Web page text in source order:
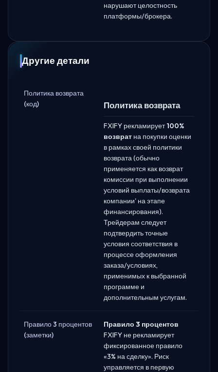
нарушают целостность
платформы/брокера.
Другие детали
Политика возврата
(код)
Политика возврата
FXIFY рекламирует100%
возврат на покупки оценки
в рамках своей политики
возврата (обычно
применяется как возврат
комиссии при выполнении
условий выплаты/возврата
компании' на этапе
финансирования).
Трейдерам следует
подтвердить точные
условия соответствия в
процессе оформления
заказа/условиях,
применимых к выбранной
программе и
дополнительным услугам.
Правило 3 процентов
(заметки)
Правило 3 процентов
FXIFY не рекламирует
фиксированное правило
«3% на сделку». Риск
управляется в первую